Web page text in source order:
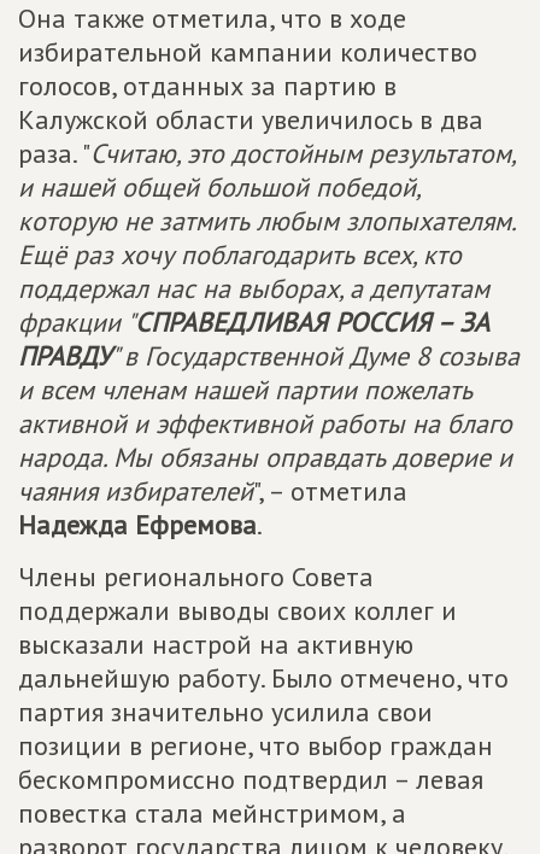
Она также отметила, что в ходе
избирательной кампании количество
голосов, отданных за партию в
Калужской области увеличилось в два
раза. "Считаю, это достойным результатом,
и нашей общей большой победой,
которую не затмить любым злопыхателям.
Ещё раз хочу поблагодарить всех, кто
поддержал нас на выборах, а депутатам
фракции "СПРАВЕДЛИВАЯ РОССИЯ – ЗА
ПРАВДУ" в Государственной Думе 8 созыва
и всем членам нашей партии пожелать
активной и эффективной работы на благо
народа. Мы обязаны оправдать доверие и
чаяния избирателей", – отметила
Надежда Ефремова.
Члены регионального Совета
поддержали выводы своих коллег и
высказали настрой на активную
дальнейшую работу. Было отмечено, что
партия значительно усилила свои
позиции в регионе, что выбор граждан
бескомпромиссно подтвердил – левая
повестка стала мейнстримом, а
разворот государства лицом к человеку,